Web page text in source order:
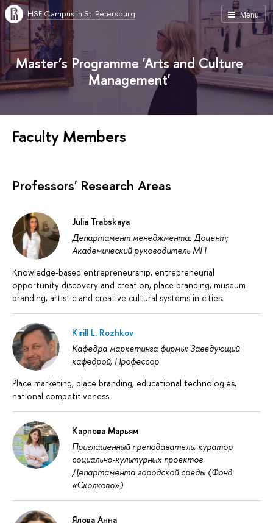
Menu
HSE Campus in St. Petersburg
Master’s Programme 'Arts and Culture
Management'
Faculty Members
Professors' Research Areas
Julia Trabskaya
Департамент менеджмента: Доцент;
Академический руководитель МП
Knowledge-based entrepreneurship, entrepreneurial
opportunity discovery and creation, place branding, museum
branding, artistic and creative cultural systems in cities.
Kirill L. Rozhkov
Кафедра маркетинга фирмы: Заведующий
кафедрой, Профессор
Place marketing, place branding, educational technologies,
national competitiveness
Карпова Марьям
Приглашенный преподаватель, куратор
социально-культурных проектов
Департамента городской среды (Фонд
«Сколково»)
Ялова Анна